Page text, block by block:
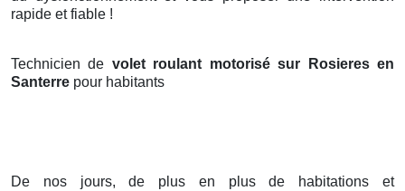
rapide et fiable !
Technicien de volet roulant motorisé sur Rosieres en
Santerre pour habitants
De nos jours, de plus en plus de habitations et